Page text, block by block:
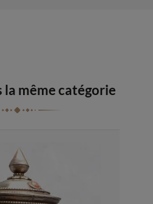
même catégorie